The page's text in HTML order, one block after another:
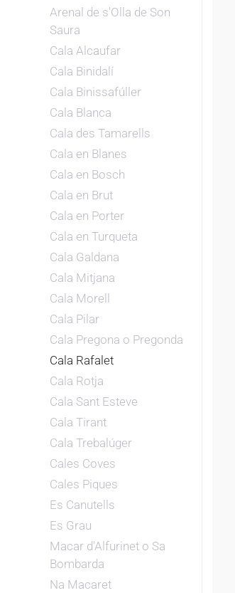
Arenal de s'Olla de Son
Saura
Cala Alcaufar
Cala Binidalí
Cala Binissafúller
Cala Blanca
Cala des Tamarells
Cala en Blanes
Cala en Bosch
Cala en Brut
Cala en Porter
Cala en Turqueta
Cala Galdana
Cala Mitjana
Cala Morell
Cala Pilar
Cala Pregona o Pregonda
Cala Rafalet
Cala Rotja
Cala Sant Esteve
Cala Tirant
Cala Trebalúger
Cales Coves
Cales Piques
Es Canutells
Es Grau
Macar d'Alfurinet o Sa
Bombarda
Na Macaret